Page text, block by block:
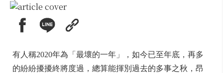
有人稱2020年為「最壞的一年」，如今已至年底，再多
的紛紛擾擾終將度過，總算能揮別過去的多事之秋，昂